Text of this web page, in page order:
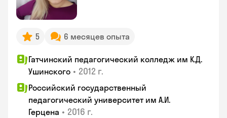
5 6 месяцев опыта
Гатчинский педагогический колледж им К.Д.
Ушинского • 2012 г.
Российский государственный
педагогический университет им А.И.
Герцена • 2016 г.